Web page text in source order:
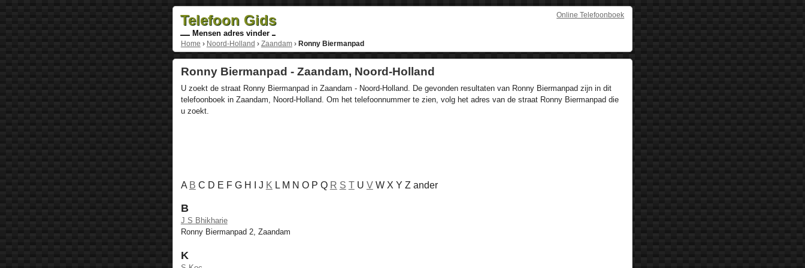
Online Telefoonboek
Telefoon Gids
Mensen adres vinder
Home › Noord-Holland › Zaandam› Ronny Biermanpad
Ronny Biermanpad - Zaandam, Noord-Holland
U zoekt de straat Ronny Biermanpad in Zaandam - Noord-Holland. De gevonden resultaten van Ronny Biermanpad zijn in dit
telefoonboek in Zaandam, Noord-Holland. Om het telefoonnummer te zien, volg het adres van de straat Ronny Biermanpad die
u zoekt.
A B C D E F G H I J KL M N O P Q R S T U V W X Y Z ander
B
J S Bhikharie
Ronny Biermanpad 2, Zaandam
K